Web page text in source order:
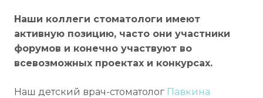
Наши коллеги стоматологи имеют
активную позицию, часто они участники
форумов и конечно участвуют во
всевозможных проектах и конкурсах.
Наш детский врач-стоматолог Павкина